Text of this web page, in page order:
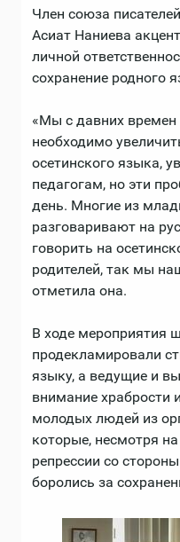
Член союза
Асиат Наниева
личной
сохранение родного
«Мы с давних времен
необходимо
осетинского языка,
педагогам, но эти
день. Многие из
разговаривают на
говорить на
родителей, так мы
отметила она.
В ходе мероприятия
продекламировали
языку, а ведущие и
внимание храбрости
молодых людей из
которые, несмотря
репрессии со
боролись за